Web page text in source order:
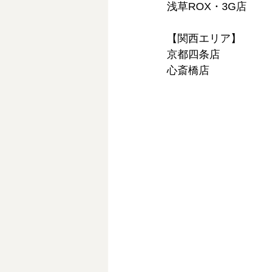
浅草ROX・3G店
【関西エリア】
京都四条店
心斎橋店